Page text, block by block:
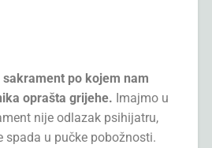
po kojem nam
oprašta grijehe. Imajmo u
nije odlazak psihijatru,
spada u pučke pobožnosti.